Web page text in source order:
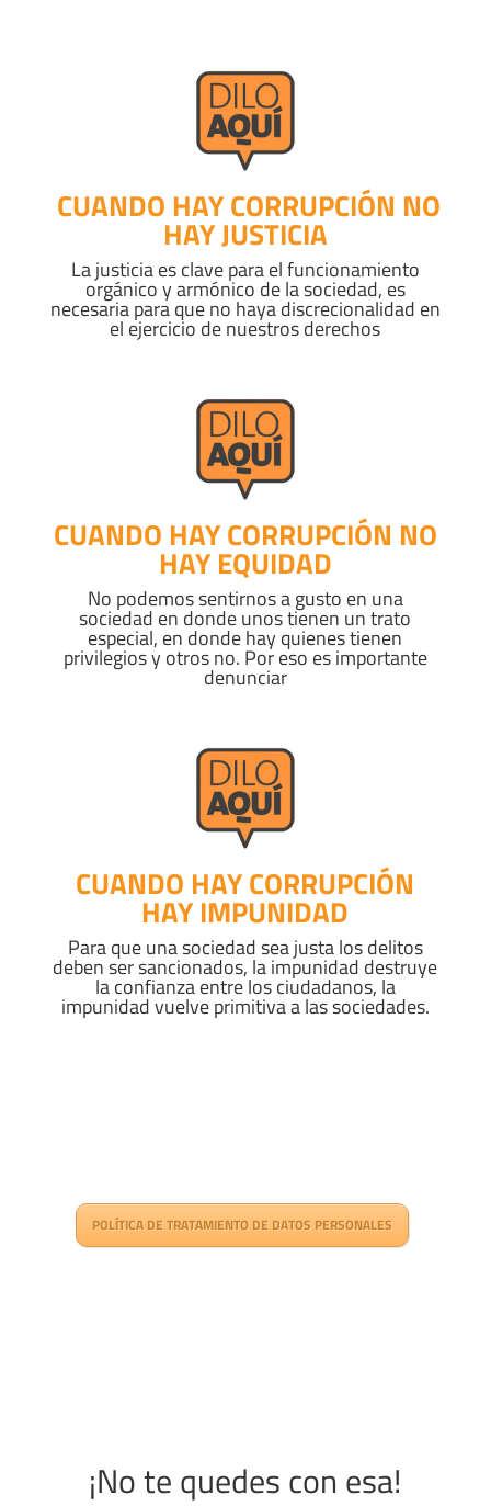
CUANDO HAY CORRUPCIÓN NO
HAY JUSTICIA
La justicia es clave para el funcionamiento
orgánico y armónico de la sociedad, es
necesaria para que no haya discrecionalidad en
el ejercicio de nuestros derechos
CUANDO HAY CORRUPCIÓN NO
HAY EQUIDAD
No podemos sentirnos a gusto en una
sociedad en donde unos tienen un trato
especial, en donde hay quienes tienen
privilegios y otros no. Por eso es importante
denunciar
CUANDO HAY CORRUPCIÓN
HAY IMPUNIDAD
Para que una sociedad sea justa los delitos
deben ser sancionados, la impunidad destruye
la confianza entre los ciudadanos, la
impunidad vuelve primitiva a las sociedades.
POLÍTICA DE TRATAMIENTO DE DATOS PERSONALES
¡No te quedes con esa!